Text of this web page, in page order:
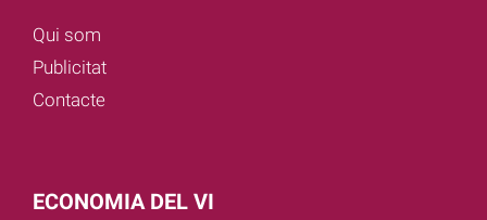
Qui som
Publicitat
Contacte
ECONOMIA DEL VI